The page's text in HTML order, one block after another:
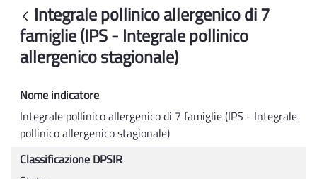
Back
Integrale pollinico allergenico di 7
famiglie (IPS - Integrale pollinico
allergenico stagionale)
Nome indicatore
Integrale pollinico allergenico di 7 famiglie (IPS - Integrale
pollinico allergenico stagionale)
Classificazione DPSIR